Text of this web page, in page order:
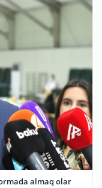
almaq olar